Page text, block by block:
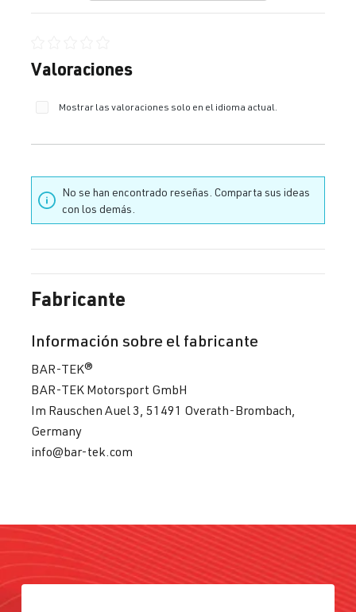
Calificación promedio de 0 de 5 estrellas
Valoraciones
Mostrar las valoraciones solo en el idioma actual.
No se han encontrado reseñas. Comparta sus ideas
con los demás.
Fabricante
Información sobre el fabricante
BAR-TEK®
BAR-TEK Motorsport GmbH
Im Rauschen Auel 3, 51491 Overath-Brombach,
Germany
info@bar-tek.com